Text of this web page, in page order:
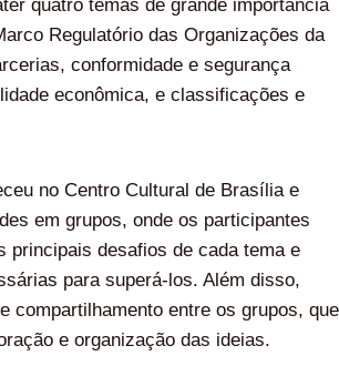
quatro temas de grande importância
Regulatório das Organizações da
conformidade e segurança
econômica, e classificações e
no Centro Cultural de Brasília e
em grupos, onde os participantes
principais desafios de cada tema e
para superá-los. Além disso,
compartilhamento entre os grupos, que
e organização das ideias.